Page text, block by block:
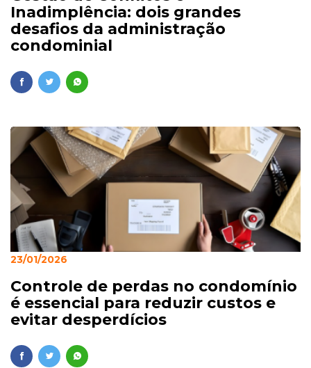
Inadimplência: dois grandes
desafios da administração
condominial
23/01/2026
Controle de perdas no condomínio
é essencial para reduzir custos e
evitar desperdícios